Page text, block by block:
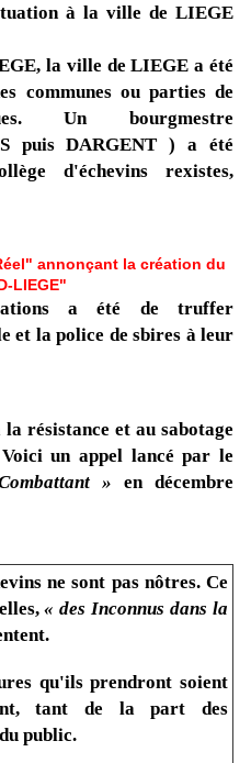
à la ville de LIEGE
la ville de LIEGE a été
communes ou parties de
Un bourgmestre
puis DARGENT ) a été
d'échevins rexistes,
annonçant la création du
LIEGE"
a été de truffer
et la police de sbires à leur
résistance et au sabotage
un appel lancé par le
» en décembre
ne sont pas nôtres. Ce
« des Inconnus dans la
qu'ils prendront soient
tant de la part des
public.